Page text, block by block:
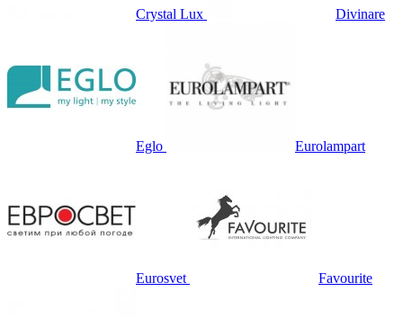
Crystal Lux Divinare
Eglo Eurolampart
Eurosvet Favourite